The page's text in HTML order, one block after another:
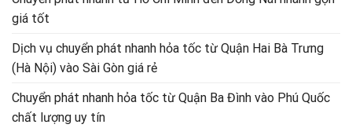
giá tốt
Dịch vụ chuyển phát nhanh hỏa tốc từ Quận Hai Bà Trưng
(Hà Nội) vào Sài Gòn giá rẻ
Chuyển phát nhanh hỏa tốc từ Quận Ba Đình vào Phú Quốc
chất lượng uy tín